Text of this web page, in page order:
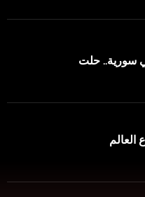
سورية.. حلت
العالم